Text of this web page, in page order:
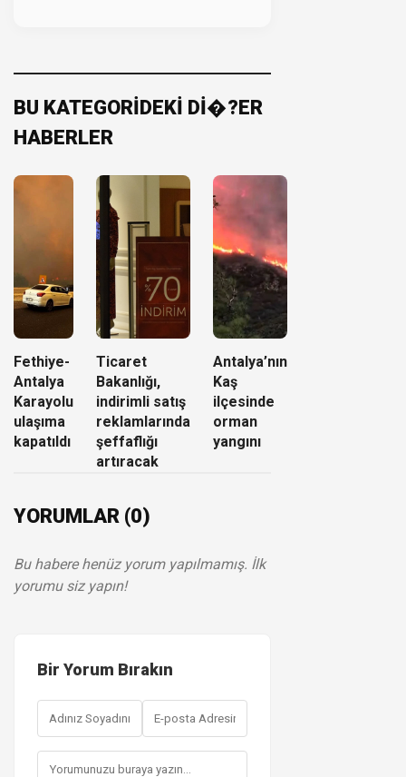
BU KATEGORİDEKİ Dİ�?ER
HABERLER
Fethiye-
Antalya
Karayolu
ulaşıma
kapatıldı
Ticaret
Bakanlığı,
indirimli satış
reklamlarında
şeffaflığı
artıracak
Antalya’nın
Kaş
ilçesinde
orman
yangını
YORUMLAR (0)
Bu habere henüz yorum yapılmamış. İlk
yorumu siz yapın!
Bir Yorum Bırakın